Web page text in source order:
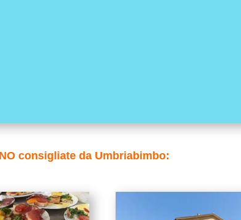
consigliate da Umbriabimbo: